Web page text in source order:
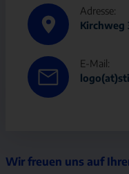
Adresse:
Kirchweg
E-Mail:
Wir freuen uns auf